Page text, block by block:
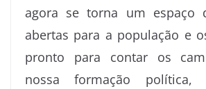
agora se torna um espaço
abertas para a população e
pronto para contar os
nossa formação